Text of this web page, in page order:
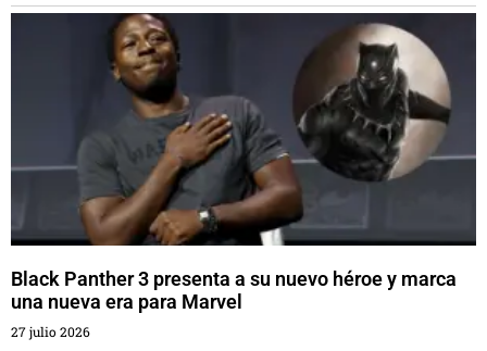
Black Panther 3 presenta a su nuevo héroe y marca
una nueva era para Marvel
27 julio 2026